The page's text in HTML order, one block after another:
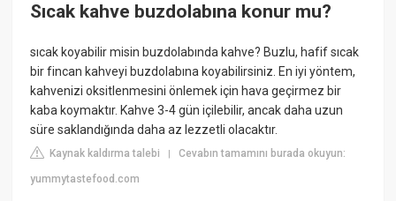
Sıcak kahve buzdolabına konur mu?
sıcak koyabilir misin buzdolabında kahve? Buzlu, hafif sıcak
bir fincan kahveyi buzdolabına koyabilirsiniz. En iyi yöntem,
kahvenizi oksitlenmesini önlemek için hava geçirmez bir
kaba koymaktır. Kahve 3-4 gün içilebilir, ancak daha uzun
süre saklandığında daha az lezzetli olacaktır.
Kaynak kaldırma talebi |Cevabın tamamını burada okuyun:
yummytastefood.com